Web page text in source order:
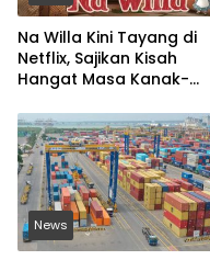
Na Willa Kini Tayang di
Netflix, Sajikan Kisah
Hangat Masa Kanak-
News